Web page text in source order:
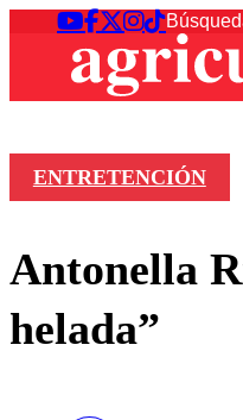
ENTRETENCIÓN
Antonella
helada”